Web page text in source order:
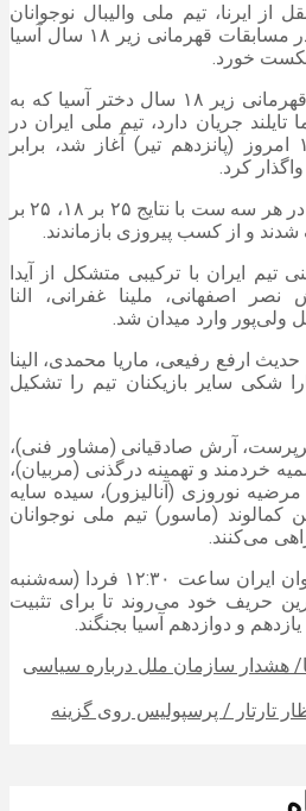
از ایرنا، تیم ملی والیبال نوجوانان
دختر ایران در ادامه حضور در مسابقات قهرمانی زیر ۱۸ سال آسیا
در ادامه رقابت‌های والیبال قهرمانی زیر ۱۸ سال دختر آسیا که به
تایلند جریان دارد، تیم ملی ایران در
دیداری که از ساعت ۱۲:۳۰ امروز (پانزدهم تیر) آغاز شد، برابر
کرد.
نوجوانان ایران در این تقابل، در هر سه ست با نتایج ۲۵ بر ۱۸، ۲۵ بر
تیم ایران با ترکیبی متشکل از آیدا
نصر اصفهانی، ملینا غفرانی، النا
ولی‌پور وارد میدان شد.
ارفع رفیعی، ماریا محمدی، الینا
شکی سایر بازیکنان تیم را تشکیل
آرش صادقیانی (مشاور فنی)،
خردمند و تهمینه درگذنی (مربیان)،
نوروزی (آنالیزور)، سیده سایه
کمالوند (ماسور) تیم ملی نوجوانان
می‌کنند.
با این نتیجه، ملی‌پوشان نوجوان ایران ساعت ۱۲:۳۰ فردا (سه‌شنبه
حریف خود می‌روند تا برای تثبیت
و دوازدهم آسیا بجنگند.
هشدار سازمان ملل درباره سیاسی
تارتار / پرسپولیس روی گزینه